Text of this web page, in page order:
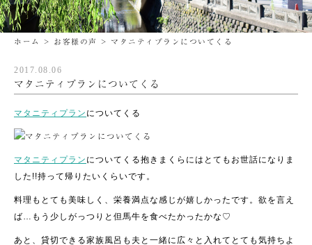
ホーム > お客様の声 > マタニティプランについてくる
2017.08.06
マタニティプランについてくる
マタニティプラン についてくる
マタニティプラン についてくる抱きまくらにはとてもお世話になりま
した!!持って帰りたいくらいです。
料理もとても美味しく、栄養満点な感じが嬉しかったです。欲を言え
ば…もう少しがっつりと但馬牛を食べたかったかな♡
あと、貸切できる家族風呂も夫と一緒に広々と入れてとても気持ちよ